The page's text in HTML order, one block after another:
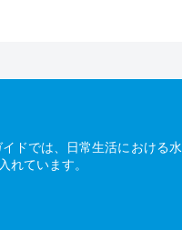
ドでは、日常生活における
れています。